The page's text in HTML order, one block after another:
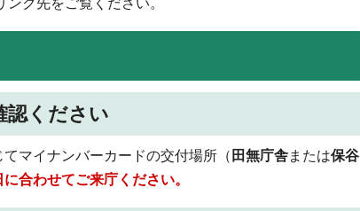
ク先をご覧ください。
認ください
マイナンバーカードの交付場所（ 田無庁舎または保谷
合わせてご来庁ください。